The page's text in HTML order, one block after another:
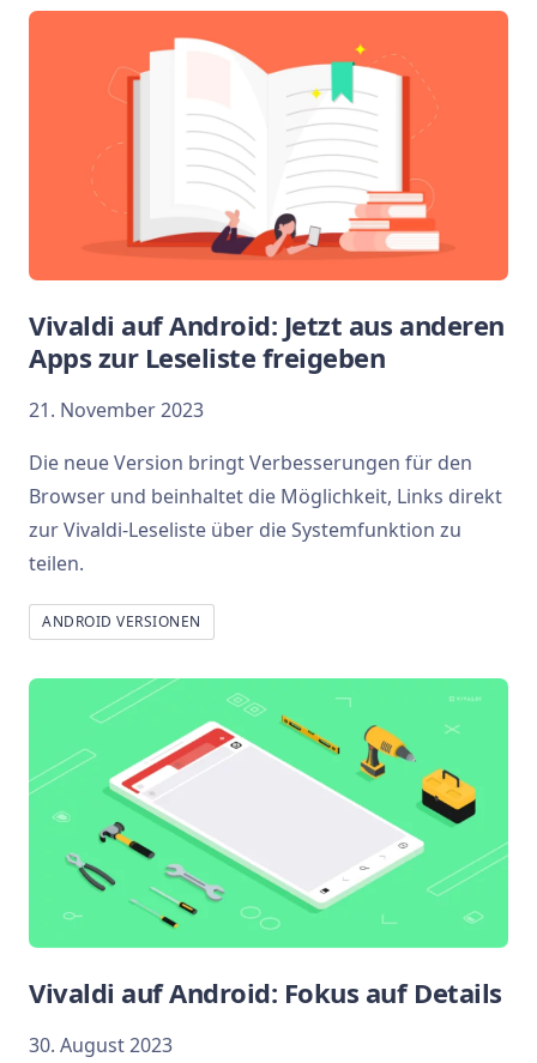
Vivaldi auf Android: Jetzt aus anderen
Apps zur Leseliste freigeben
21. November 2023
Die neue Version bringt Verbesserungen für den
Browser und beinhaltet die Möglichkeit, Links direkt
zur Vivaldi-Leseliste über die Systemfunktion zu
teilen.
ANDROID VERSIONEN
Vivaldi auf Android: Fokus auf Details
30. August 2023